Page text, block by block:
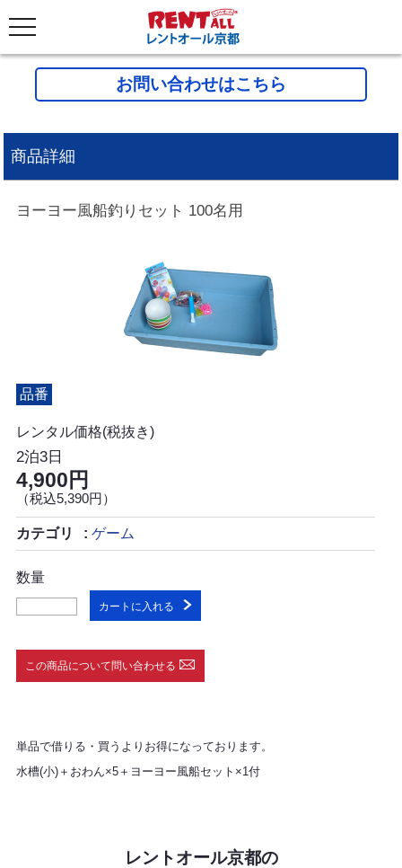
お問い合わせはこちら
商品詳細
ヨーヨー風船釣りセット 100名用
品番
レンタル価格(税抜き)
2泊3日
4,900円
（税込5,390円）
カテゴリ ゲーム
数量
カートに入れる
この商品について問い合わせる
単品で借りる・買うよりお得になっております。
水槽(小)＋おわん×5＋ヨーヨー風船セット×1付
レントオール京都の